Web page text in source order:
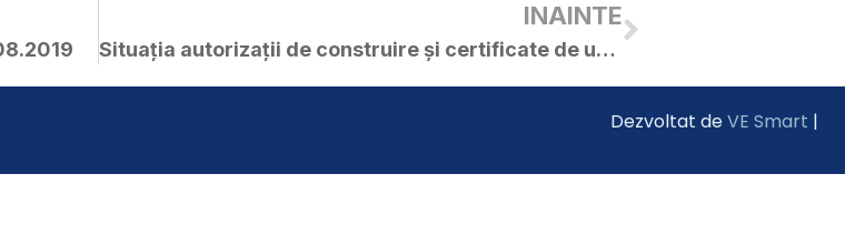
INAINTE
Situația autorizații de construire și certificate de urmanism – luna iulie 2019
Dezvoltat deVE Smart |